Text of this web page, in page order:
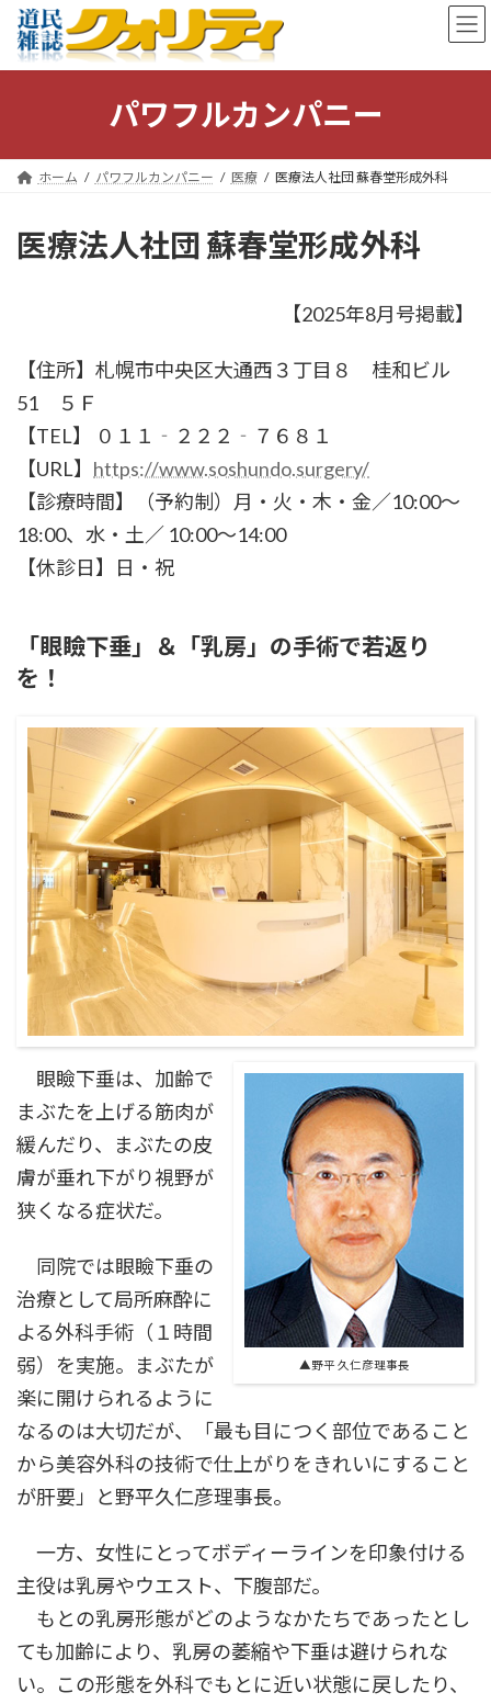
ン
キ
ー
に
パワフルカンパニー
ホーム パワフルカンパニー 医療 医療法人社団 蘇春堂形成外科
医療法人社団 蘇春堂形成外科
【2025年8月号掲載】
【住所】札幌市中央区大通西３丁目８ 桂和ビル
51 ５Ｆ
【TEL】 ０１１‐２２２‐７６８１
【URL】 https://www.soshundo.surgery/
【診療時間】（予約制）月・火・木・金／10:00～
18:00、水・土／ 10:00～14:00
【休診日】日・祝
「眼瞼下垂」＆「乳房」の手術で若返り
を！
▲野平 久仁彦理事長
眼瞼下垂は、加齢で
まぶたを上げる筋肉が
緩んだり、まぶたの皮
膚が垂れ下がり視野が
狭くなる症状だ。
同院では眼瞼下垂の
治療として局所麻酔に
よる外科手術（１時間
弱）を実施。まぶたが
楽に開けられるように
なるのは大切だが、「最も目につく部位であること
から美容外科の技術で仕上がりをきれいにすること
が肝要」と野平久仁彦理事長。
一方、女性にとってボディーラインを印象付ける
主役は乳房やウエスト、下腹部だ。
もとの乳房形態がどのようなかたちであったとし
ても加齢により、乳房の萎縮や下垂は避けられな
い。この形態を外科でもとに近い状態に戻したり、